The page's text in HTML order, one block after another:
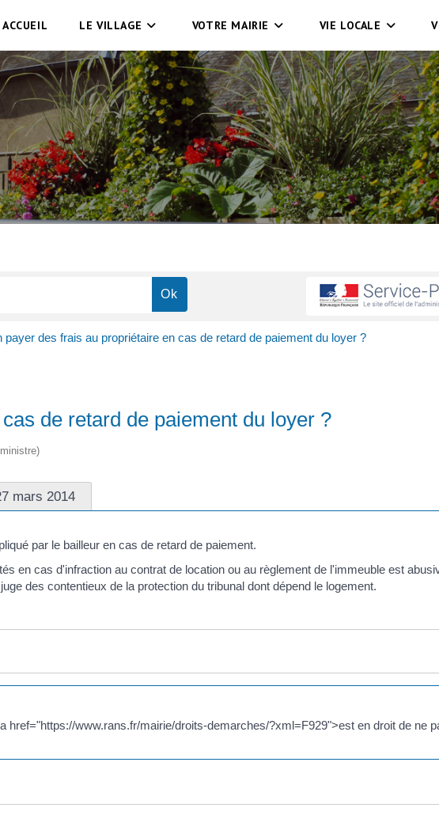
ACCUEIL LE VILLAGE VOTRE MAIRIE VIE LOCALE
payer des frais au propriétaire en cas de retard de paiement du loyer ?
de retard de paiement du loyer ?
mars 2014
par le bailleur en cas de retard de paiement.
en cas d'infraction au contrat de location ou au règlement de l'immeuble est
des contentieux de la protection du tribunal dont dépend le logement.
href="https://www.rans.fr/mairie/droits-demarches/?xml=F929">est en droit de ne